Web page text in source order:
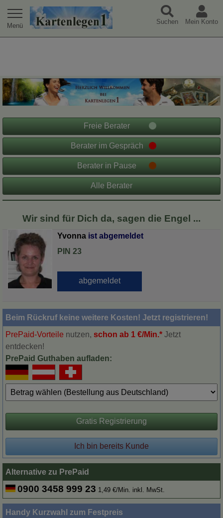
Warning
: Undefined array key "extref" in
/var/www/html/jk/kartenlegen1-tpl/index.php
Suchen Mein Konto
Freie Berater
Berater im Gespräch
Berater in Pause
Alle Berater
Wir sind für Dich da, sagen die Engel ...
Yvonna
PIN 23
Beim Rückruf keine weitere Kosten! Jetzt registrieren!
PrePaid-Vorteile nutzen, schon ab 1 €/Min.* Jetzt
entdecken!
PrePaid Guthaben aufladen:
Gratis Registrierung
Ich bin bereits Kunde
Alternative zu PrePaid
0900 3458 999 23 1,49 €/Min. inkl. MwSt.
Handy Kurzwahl zum Festpreis